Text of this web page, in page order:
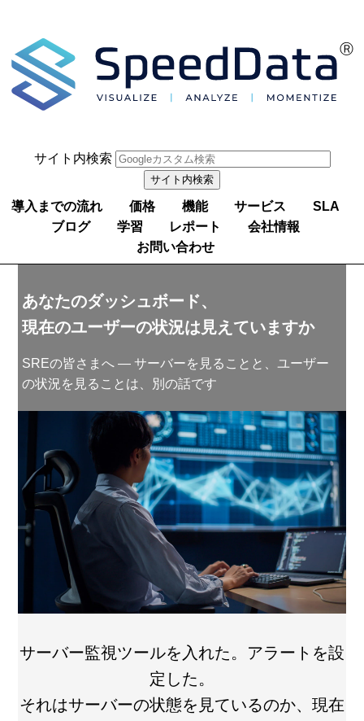
サイト内検索
導入までの流れ 価格 機能 サービス
SLA
ブログ
学習 レポート
会社情報
お問い合わせ
あなたのダッシュボード、
現在のユーザーの状況は見えていますか
SREの皆さまへ ― サーバーを見ることと、ユーザー
の状況を見ることは、別の話です
サーバー監視ツールを入れた。アラートを設
定した。
それはサーバーの状態を見ているのか、現在